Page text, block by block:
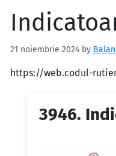
21 noiembrie 2024 by
https://web.codul-
3946.